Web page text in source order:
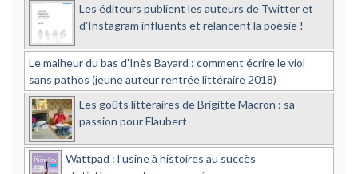
Les éditeurs publient les auteurs de Twitter et
d'Instagram influents et relancent la poésie !
Le malheur du bas d'Inès Bayard : comment écrire le viol
sans pathos (jeune auteur rentrée littéraire 2018)
Les goûts littéraires de Brigitte Macron : sa
passion pour Flaubert
Wattpad : l'usine à histoires au succès